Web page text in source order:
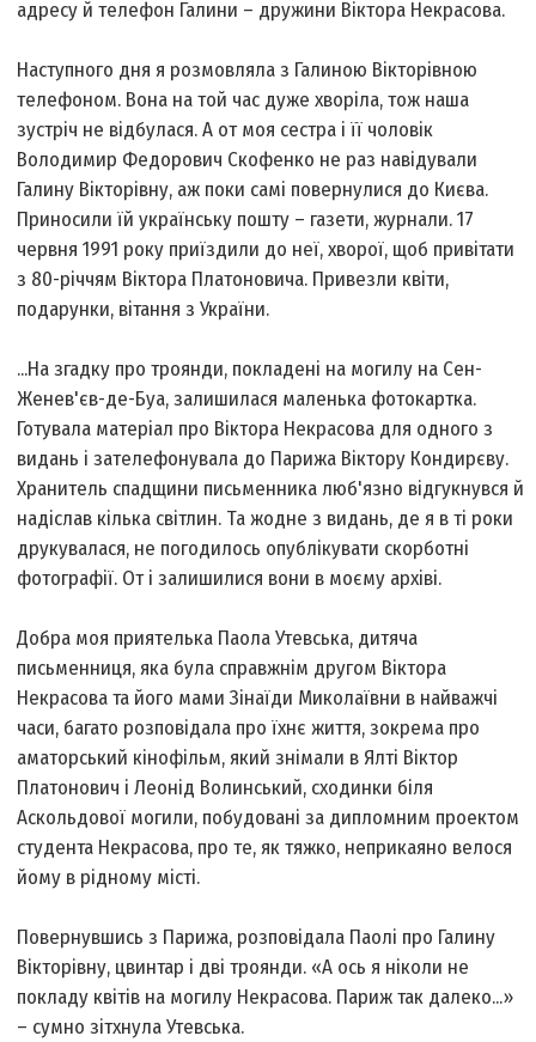
адресу й телефон Галини – дружини Віктора Некрасова.
Наступного дня я розмовляла з Галиною Вікторівною
телефоном. Вона на той час дуже хворіла, тож наша
зустріч не відбулася. А от моя сестра і її чоловік
Володимир Федорович Скофенко не раз навідували
Галину Вікторівну, аж поки самі повернулися до Києва.
Приносили їй українську пошту – газети, журнали. 17
червня 1991 року приїздили до неї, хворої, щоб привітати
з 80-річчям Віктора Платоновича. Привезли квіти,
подарунки, вітання з України.
...На згадку про троянди, покладені на могилу на Сен-
Женев'єв-де-Буа, залишилася маленька фотокартка.
Готувала матеріал про Віктора Некрасова для одного з
видань і зателефонувала до Парижа Віктору Кондирєву.
Хранитель спадщини письменника люб'язно відгукнувся й
надіслав кілька світлин. Та жодне з видань, де я в ті роки
друкувалася, не погодилось опублікувати скорботні
фотографії. От і залишилися вони в моєму архіві.
Добра моя приятелька Паола Утевська, дитяча
письменниця, яка була справжнім другом Віктора
Некрасова та його мами Зінаїди Миколаївни в найважчі
часи, багато розповідала про їхнє життя, зокрема про
аматорський кінофільм, який знімали в Ялті Віктор
Платонович і Леонід Волинський, сходинки біля
Аскольдової могили, побудовані за дипломним проектом
студента Некрасова, про те, як тяжко, неприкаяно велося
йому в рідному місті.
Повернувшись з Парижа, розповідала Паолі про Галину
Вікторівну, цвинтар і дві троянди. «А ось я ніколи не
покладу квітів на могилу Некрасова. Париж так далеко...»
– сумно зітхнула Утевська.